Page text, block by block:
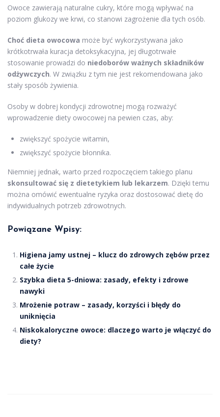
Owoce zawierają naturalne cukry, które mogą wpływać na
poziom glukozy we krwi, co stanowi zagrożenie dla tych osób.
Choć dieta owocowa może być wykorzystywana jako
krótkotrwała kuracja detoksykacyjna, jej długotrwałe
stosowanie prowadzi do niedoborów ważnych składników
odżywczych. W związku z tym nie jest rekomendowana jako
stały sposób żywienia.
Osoby w dobrej kondycji zdrowotnej mogą rozważyć
wprowadzenie diety owocowej na pewien czas, aby:
zwiększyć spożycie witamin,
zwiększyć spożycie błonnika.
Niemniej jednak, warto przed rozpoczęciem takiego planu
skonsultować się z dietetykiem lub lekarzem. Dzięki temu
można omówić ewentualne ryzyka oraz dostosować dietę do
indywidualnych potrzeb zdrowotnych.
Powiązane Wpisy:
Higiena jamy ustnej – klucz do zdrowych zębów przez
całe życie
Szybka dieta 5-dniowa: zasady, efekty i zdrowe
nawyki
Mrożenie potraw – zasady, korzyści i błędy do
uniknięcia
Niskokaloryczne owoce: dlaczego warto je włączyć do
diety?